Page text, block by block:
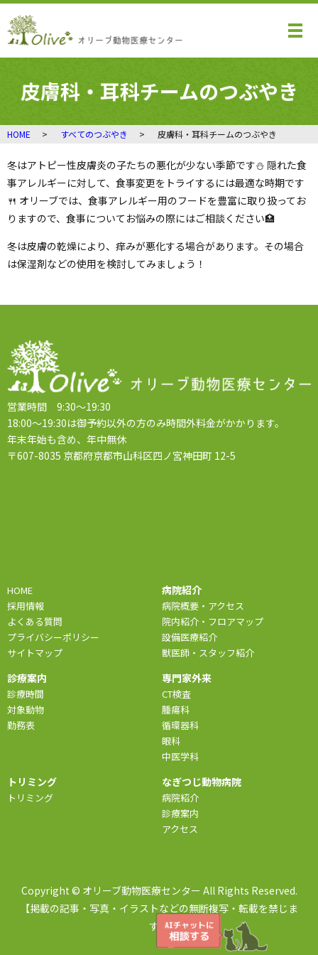
メ
皮膚科・耳科チームのつぶやき
HOME すべてのつぶやき 皮膚科・耳科チームのつぶやき
冬はアトピー性皮膚炎の子たちの悪化が少ない季節です⛄️ 隠れた食
事アレルギーに対して、食事変更をトライするには最適な時期です
🍴 オリーブでは、食事アレルギー用のフードを豊富に取り扱ってお
りますので、食事についてお悩みの際にはご相談ください🏥
冬は皮膚の乾燥により、痒みが悪化する場合があります。その場合
は保湿剤などの使用を検討してみましょう！
営業時間 9:30～19:30
18:00～19:30は御予約以外の方のみ時間外料金がかかります。
年末年始も含め、年中無休
〒607-8035 京都府京都市山科区四ノ宮神田町 12-5
HOME
採用情報
よくある質問
プライバシーポリシー
サイトマップ
病院紹介
病院概要・アクセス
院内紹介・フロアマップ
設備医療紹介
獣医師・スタッフ紹介
診療案内
診療時間
対象動物
勤務表
専門家外来
CT検査
腫瘍科
循環器科
眼科
中医学科
トリミング
トリミング
なぎつじ動物病院
病院紹介
診療案内
アクセス
Copyright © オリーブ動物医療センター All Rights Reserved.
【掲載の記事・写真・イラストなどの無断複写・転載を禁じま
す】